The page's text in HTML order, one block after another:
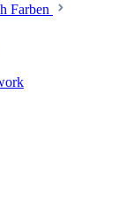
Farben